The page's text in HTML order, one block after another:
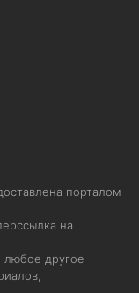
порталом
на
любое другое